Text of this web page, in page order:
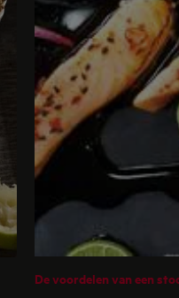
De voordelen van een